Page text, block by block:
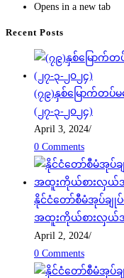
Opens in a new tab
Recent Posts
(၇၉)နှစ်မြောက်တပ်မ
(၂၇-၃-၂၀၂၄)
April 3, 2024/
0 Comments
နိုင်ငံတော်စီမံအုပ်ချု
အထူးကိုယ်စားလှယ်အ
April 2, 2024/
0 Comments